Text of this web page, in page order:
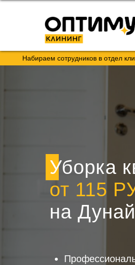
сотрудников в отдел клининга
Уборка
от 115
на